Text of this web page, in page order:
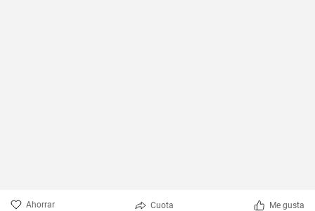
Ahorrar Cuota Me gusta